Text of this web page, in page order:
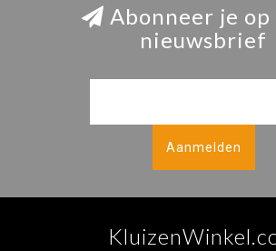
Abonneer je op
nieuwsbrief
Aanmelden